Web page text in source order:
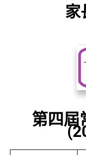
家
第四屆